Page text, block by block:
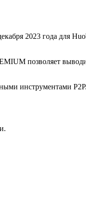
2023 года для
позволяет
инструментами